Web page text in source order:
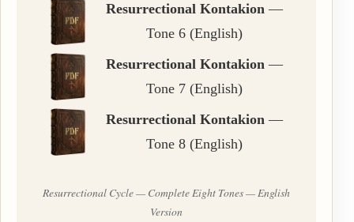
Resurrectional Kontakion—
Tone 6 (English)
Resurrectional Kontakion—
Tone 7 (English)
Resurrectional Kontakion—
Tone 8 (English)
Resurrectional Cycle — Complete Eight Tones — English
Version